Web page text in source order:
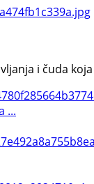
i čuda
...